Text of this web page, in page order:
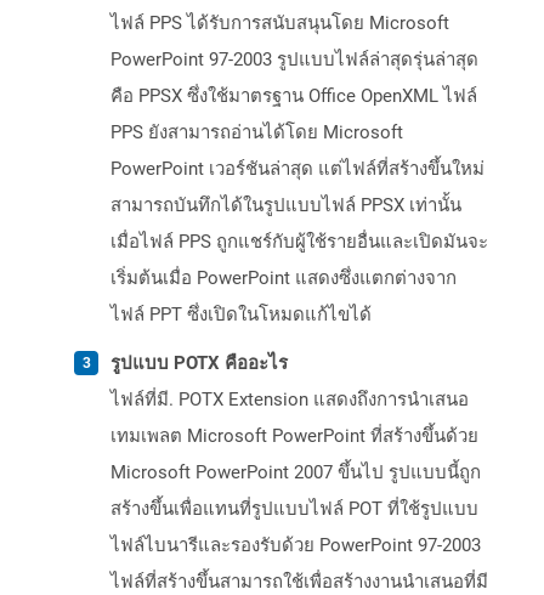
ไฟล์ PPS ได้รับการสนับสนุนโดย Microsoft
PowerPoint 97-2003 รูปแบบไฟล์ล่าสุดรุ่นล่าสุด
คือ PPSX ซึ่งใช้มาตรฐาน Office OpenXML ไฟล์
PPS ยังสามารถอ่านได้โดย Microsoft
PowerPoint เวอร์ชันล่าสุด แต่ไฟล์ที่สร้างขึ้นใหม่
สามารถบันทึกได้ในรูปแบบไฟล์ PPSX เท่านั้น
เมื่อไฟล์ PPS ถูกแชร์กับผู้ใช้รายอื่นและเปิดมันจะ
เริ่มต้นเมื่อ PowerPoint แสดงซึ่งแตกต่างจาก
ไฟล์ PPT ซึ่งเปิดในโหมดแก้ไขได้
รูปแบบ POTX คืออะไร
ไฟล์ที่มี. POTX Extension แสดงถึงการนำเสนอ
เทมเพลต Microsoft PowerPoint ที่สร้างขึ้นด้วย
Microsoft PowerPoint 2007 ขึ้นไป รูปแบบนี้ถูก
สร้างขึ้นเพื่อแทนที่รูปแบบไฟล์ POT ที่ใช้รูปแบบ
ไฟล์ไบนารีและรองรับด้วย PowerPoint 97-2003
ไฟล์ที่สร้างขึ้นสามารถใช้เพื่อสร้างงานนำเสนอที่มี